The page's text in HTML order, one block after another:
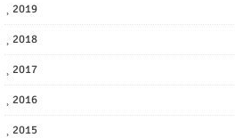
2019
2018
2017
2016
2015